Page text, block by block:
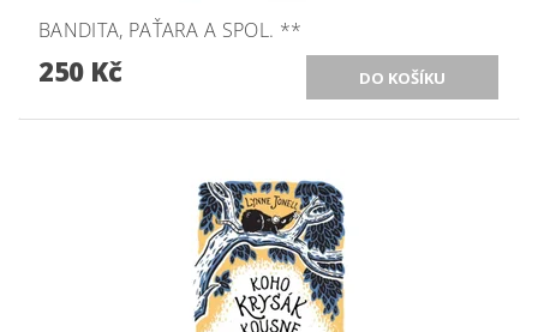
BANDITA, PAŤARA A SPOL. **
250 Kč